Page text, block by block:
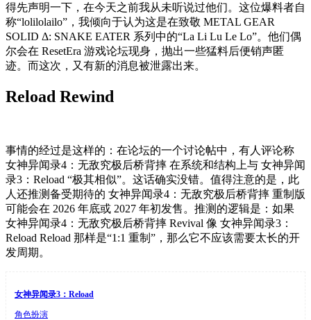
得先声明一下，在今天之前我从未听说过他们。这位爆料者自
称“lolilolailo”，我倾向于认为这是在致敬 METAL GEAR
SOLID Δ: SNAKE EATER 系列中的“La Li Lu Le Lo”。他们偶
尔会在 ResetEra 游戏论坛现身，抛出一些猛料后便销声匿
迹。而这次，又有新的消息被泄露出来。
Reload Rewind
事情的经过是这样的：在论坛的一个讨论帖中，有人评论称
女神异闻录4：无敌究极后桥背摔 在系统和结构上与 女神异闻
录3：Reload “极其相似”。这话确实没错。值得注意的是，此
人还推测备受期待的 女神异闻录4：无敌究极后桥背摔 重制版
可能会在 2026 年底或 2027 年初发售。推测的逻辑是：如果
女神异闻录4：无敌究极后桥背摔 Revival 像 女神异闻录3：
Reload Reload 那样是“1:1 重制”，那么它不应该需要太长的开
发周期。
女神异闻录3：Reload
角色扮演